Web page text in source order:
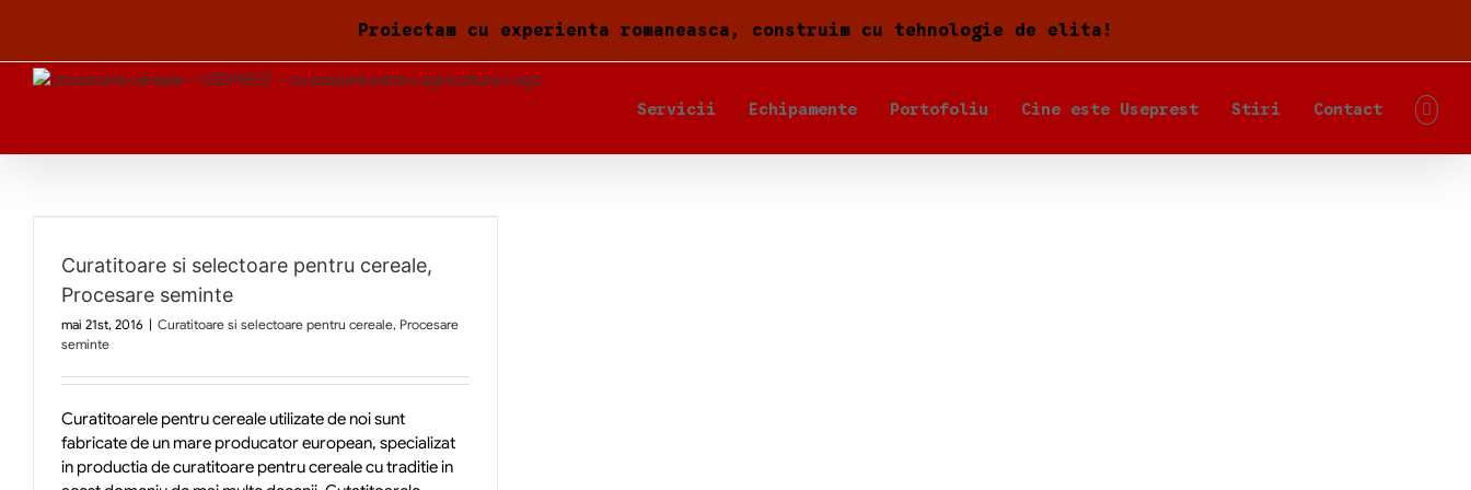
content
Proiectam cu experienta romaneasca, construim cu tehnologie de elita!
Servicii Echipamente Portofoliu Cine este Useprest Stiri Contact
Curatitoare si selectoare pentru cereale,
Procesare seminte
mai 21st, 2016 | Curatitoare si selectoare pentru cereale, Procesare
seminte
Curatitoarele pentru cereale utilizate de noi sunt
fabricate de un mare producator european, specializat
in productia de curatitoare pentru cereale cu traditie in